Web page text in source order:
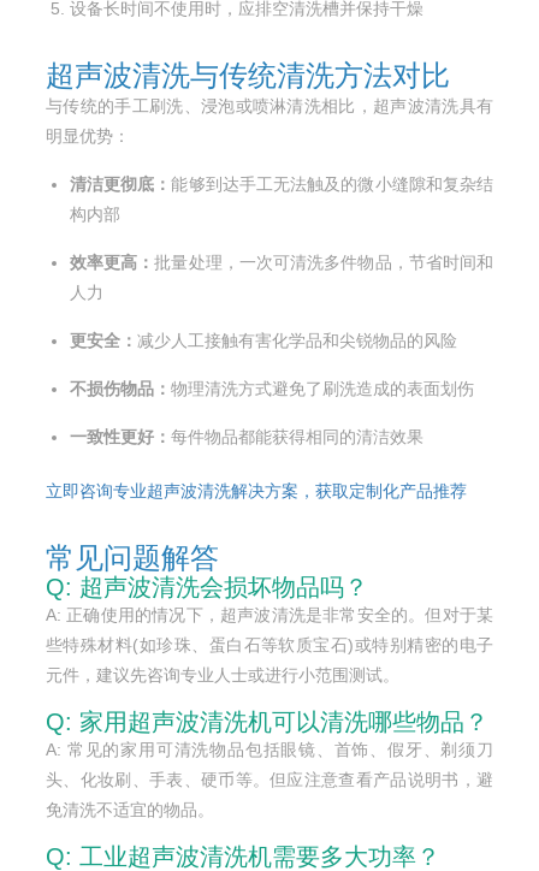
设备长时间不使用时，应排空清洗槽并保持干燥
超声波清洗与传统清洗方法对比
与传统的手工刷洗、浸泡或喷淋清洗相比，超声波清洗具有
明显优势：
清洁更彻底：能够到达手工无法触及的微小缝隙和复杂结
构内部
效率更高：批量处理，一次可清洗多件物品，节省时间和
人力
更安全： 减少人工接触有害化学品和尖锐物品的风险
不损伤物品： 物理清洗方式避免了刷洗造成的表面划伤
一致性更好： 每件物品都能获得相同的清洁效果
立即咨询专业超声波清洗解决方案，获取定制化产品推荐
常见问题解答
Q: 超声波清洗会损坏物品吗？
A: 正确使用的情况下，超声波清洗是非常安全的。但对于某
些特殊材料(如珍珠、蛋白石等软质宝石)或特别精密的电子
元件，建议先咨询专业人士或进行小范围测试。
Q: 家用超声波清洗机可以清洗哪些物品？
A: 常见的家用可清洗物品包括眼镜、首饰、假牙、剃须刀
头、化妆刷、手表、硬币等。但应注意查看产品说明书，避
免清洗不适宜的物品。
Q: 工业超声波清洗机需要多大功率？